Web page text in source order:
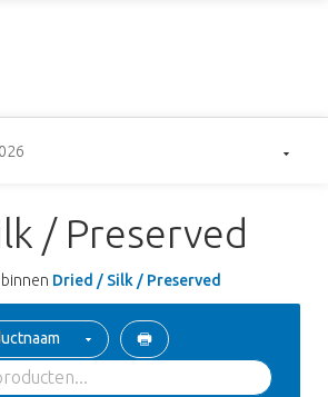
/ Preserved
Dried / Silk / Preserved